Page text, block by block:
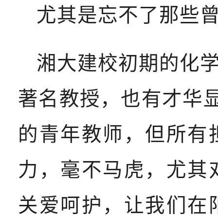
尤其是忘不了那些
湘大建校初期的化
著名教授，也有才华
的青年教师，但所
力，毫不马虎，尤
关爱呵护，让我们在